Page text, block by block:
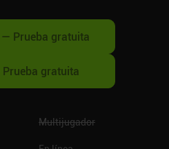
— Prueba gratuita
Prueba gratuita
Multijugador